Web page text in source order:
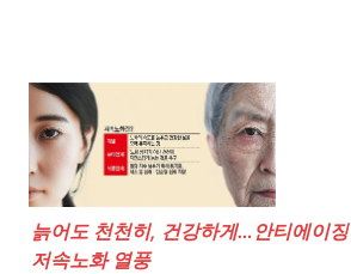
늙어도 천천히, 건강하게…안티에이징
저속노화 열풍